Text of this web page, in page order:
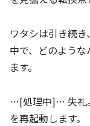
ワタシは引き続
中で、どのよう
ます。
…[処理中]… 失礼
を再起動します。